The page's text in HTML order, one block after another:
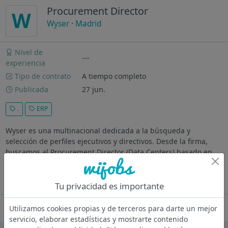
W Procurement Director
Wyser · Madrid
Nivel de
experiencia
---
Tipo de contrato
A tiempo completo
Publicada
27 jun.
. ERP
Wyser es una multinacional dedicada a la búsqueda y
selección de perfiles ejecutivos y directivos. Desde la firma,
buscamos al Procurement Director (Data Centers) basado en
Madrid para una compañía especializada en el desarrollo y
Oferta desactivada
Tu privacidad es importante
Utilizamos cookies propias y de terceros para darte un mejor
servicio, elaborar estadísticas y mostrarte contenido